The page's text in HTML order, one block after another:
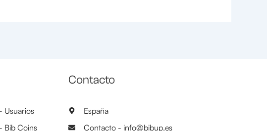
Usuarios
Bib Coins
Contacto
España
Contacto - info@bibup.es